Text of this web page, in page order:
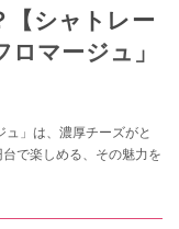
【シャトレー
マージュ」
」は、濃厚チーズがと
で楽しめる、その魅力を